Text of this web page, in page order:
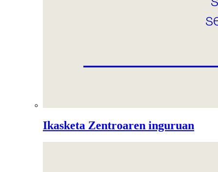
Ikasketa Zentroaren inguruan